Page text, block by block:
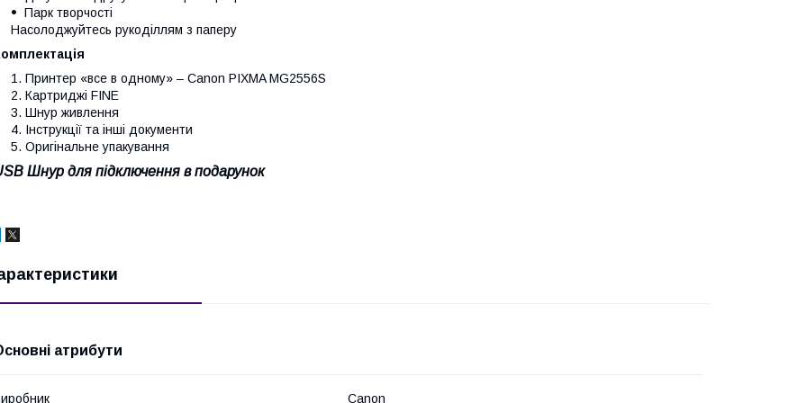
Парк творчості
Насолоджуйтесь рукоділлям з паперу
Принтер «все в одному» – Canon PIXMA MG2556S
Картриджі FINE
Шнур живлення
Інструкції та інші документи
Оригінальне упакування
Шнур для підключення в подарунок
атрибути
Canon